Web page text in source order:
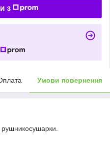
з
Умови повернення
рушникосушарки.